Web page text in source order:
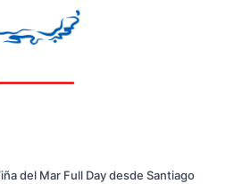
del Mar Full Day desde Santiago